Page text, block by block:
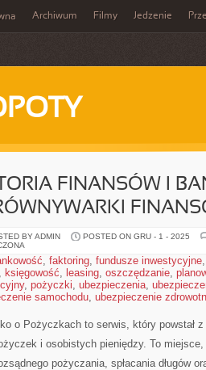
Archiwum Filmy Jedzenie
FINANSÓW I
BY ADMIN POSTED ON GRU - 1 - 2025
, faktoring, fundusze inwestycyjne,
księgowość, leasing, oszczędzanie,
, pożyczki, ubezpieczenia,
samochodu, ubezpieczenie
o Pożyczkach to serwis, który powstał
i osobistych pieniędzy. To
pożyczania, spłacania długów